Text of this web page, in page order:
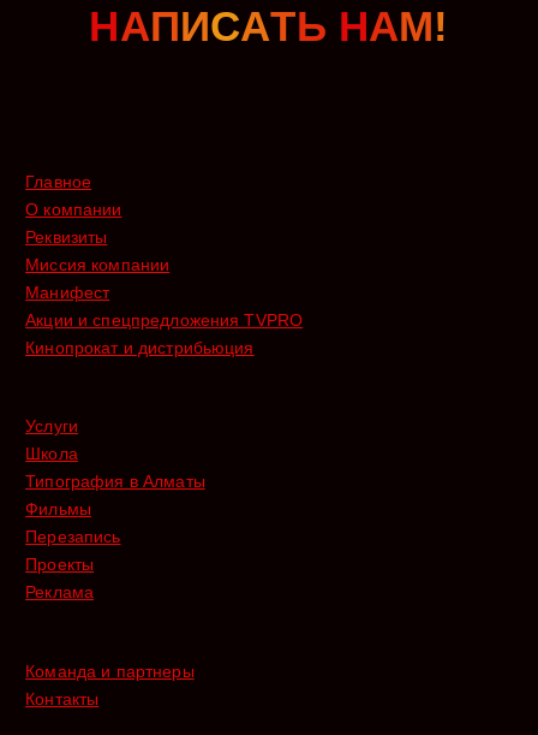
НАПИСАТЬ НАМ!
Главное
О компании
Реквизиты
Миссия компании
Манифест
Акции и спецпредложения TVPRO
Кинопрокат и дистрибьюция
Услуги
Школа
Типография в Алматы
Фильмы
Перезапись
Проекты
Реклама
Команда и партнеры
Контакты